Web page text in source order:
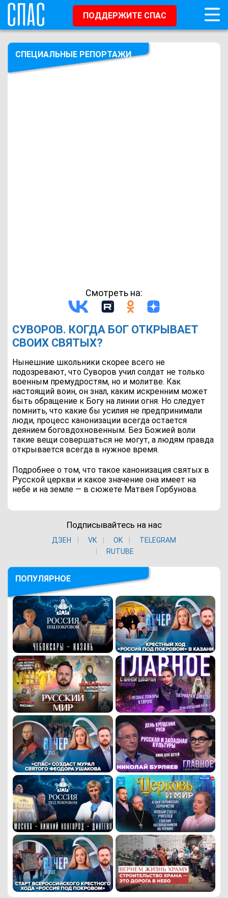
ПОДДЕРЖИТЕ СПАС
СПЕЦИАЛЬНЫЕ РЕПОРТАЖИ
Смотреть на:
СУВОРОВ. КОГДА БОГ ОТКРЫВАЕТ
СВОИХ СВЯТЫХ?
Нынешние школьники скорее всего не
подозревают, что Суворов учил солдат не только
военным премудростям, но и молитве. Как
настоящий воин, он знал, каким искренним может
быть обращение к Богу на линии огня. Но следует
помнить, что какие бы усилия не предпринимали
люди, процесс канонизации всегда остается
деянием боговдохновенным. Без Божией воли
такие вещи совершаться не могут, а людям правда
открывается всегда в нужное время.
Подробнее о том, что такое канонизация святых в
Русской церкви и какое значение она имеет на
небе и на земле — в сюжете Матвея Горбунова.
Подписывайтесь на нас
ДЗЕН VK ОK
TELEGRAM
RUTUBE
ПОПУЛЯРНОЕ